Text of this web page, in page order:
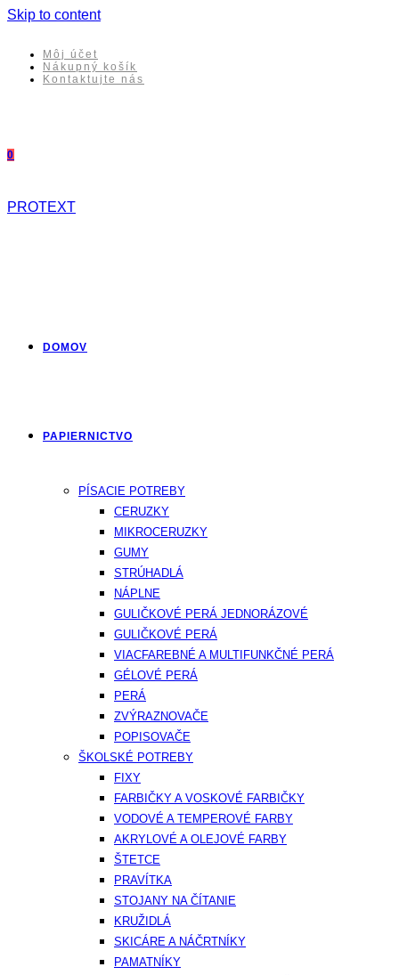
Skip to content
Môj účet
Nákupný košík
Kontaktujte nás
0
PROTEXT
DOMOV
PAPIERNICTVO
PÍSACIE POTREBY
CERUZKY
MIKROCERUZKY
GUMY
STRÚHADLÁ
NÁPLNE
GULIČKOVÉ PERÁ JEDNORÁZOVÉ
GULIČKOVÉ PERÁ
VIACFAREBNÉ A MULTIFUNKČNÉ PERÁ
GÉLOVÉ PERÁ
PERÁ
ZVÝRAZNOVAČE
POPISOVAČE
ŠKOLSKÉ POTREBY
FIXY
FARBIČKY A VOSKOVÉ FARBIČKY
VODOVÉ A TEMPEROVÉ FARBY
AKRYLOVÉ A OLEJOVÉ FARBY
ŠTETCE
PRAVÍTKA
STOJANY NA ČÍTANIE
KRUŽIDLÁ
SKICÁRE A NÁČRTNÍKY
PAMATNÍKY